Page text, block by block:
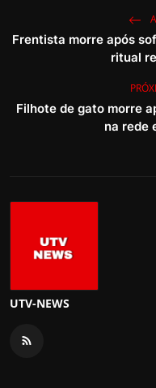
Frentista morre após
ritual
Filhote de gato morre
na rede
UTV-NEWS